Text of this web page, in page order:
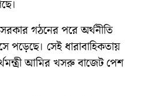
গঠনের পরে অর্থনীতি
পড়েছে। সেই ধারাবাহিকতায়
আমির খসরু বাজেট পেশ